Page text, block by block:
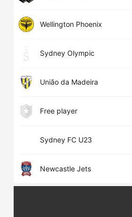
Wellington Phoenix
Sydney Olympic
União da Madeira
Free player
Sydney FC U23
Newcastle Jets